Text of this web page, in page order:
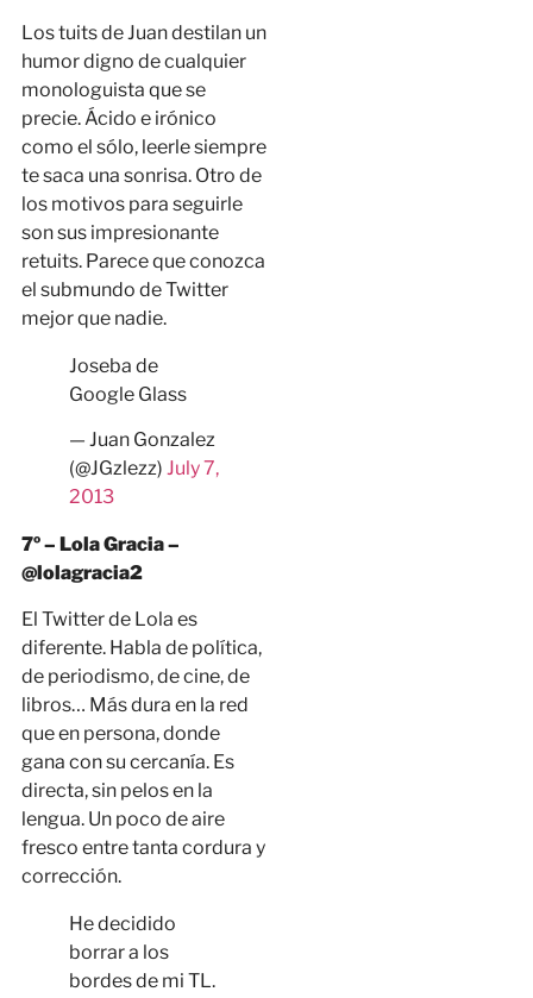
Los tuits de Juan destilan un
humor digno de cualquier
monologuista que se
precie. Ácido e irónico
como el sólo, leerle siempre
te saca una sonrisa. Otro de
los motivos para seguirle
son sus impresionante
retuits. Parece que conozca
el submundo de Twitter
mejor que nadie.
Joseba de
Google Glass
— Juan Gonzalez
(@JGzlezz) July 7,
2013
7º – Lola Gracia –
@lolagracia2
El Twitter de Lola es
diferente. Habla de política,
de periodismo, de cine, de
libros… Más dura en la red
que en persona, donde
gana con su cercanía. Es
directa, sin pelos en la
lengua. Un poco de aire
fresco entre tanta cordura y
corrección.
He decidido
borrar a los
bordes de mi TL.